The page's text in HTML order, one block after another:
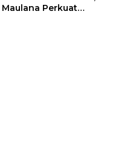
Maulana Perkuat